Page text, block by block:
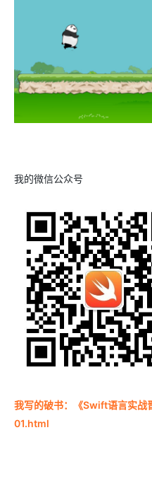
我的微信公众号
我写的破书：《Swift语言实
01.html